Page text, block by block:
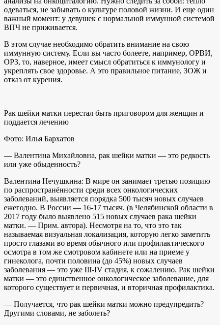
одеваться, не забывать о культуре половой жизни. И еще один
важный момент: у девушек с нормальной иммунной системой
ВПЧ не приживается.
В этом случае необходимо обратить внимание на свою
иммунную систему. Если вы часто болеете, например, ОРВИ,
ОРЗ, то, наверное, имеет смысл обратиться к иммунологу и
укреплять свое здоровье. А это правильное питание, ЗОЖ и
отказ от курения.
Рак шейки матки перестал быть приговором для женщин и
поддается лечению
Фото: Илья Бархатов
— Валентина Михайловна, рак шейки матки — это редкость
или уже обыденность?
Валентина Нечушкина: В мире он занимает третью позицию
по распространённости среди всех онкологических
заболеваний, выявляется порядка 500 тысяч новых случаев
ежегодно. В России — 16-17 тысяч. (в Челябинской области в
2017 году было выявлено 515 новых случаев рака шейки
матки. — Прим. автора). Несмотря на то, что это так
называемая визуальная локализация, которую легко заметить
просто глазами во время обычного или профилактического
осмотра в том же смотровом кабинете или на приеме у
гинеколога, почти половина (до 45%) новых случаев
заболевания — это уже III-IV стадия, к сожалению. Рак шейки
матки — это единственное онкологическое заболевание, для
которого существует и первичная, и вторичная профилактика.
— Получается, что рак шейки матки можно предупредить?
Другими словами, не заболеть?